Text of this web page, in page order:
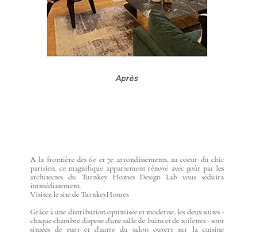
Après
A la frontière des 6e et 7e arrondissements, au coeur du chic
parisien, ce magnifique appartement rénové avec goût par les
architectes du Turnkey Homes Design Lab vous séduira
immédiatement.
Visitez le site de TurnkeyHomes
Grâce à une distribution optimisée et moderne, les deux suites -
chaque chambre dispose d'une salle de bains et de toilettes - sont
situées de part et d'autre du salon ouvert sur la cuisine